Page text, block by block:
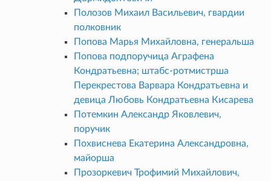
Полозов Михаил Васильевич, гвардии
полковник
Попова Марья Михайловна, генеральша
Попова подпоручица Аграфена
Кондратьевна; штабс-ротмистрша
Перекрестова Варвара Кондратьевна и
девица Любовь Кондратьевна Кисарева
Потемкин Александр Яковлевич,
поручик
Похвиснева Екатерина Александровна,
майорша
Прозоркевич Трофимий Михайлович,